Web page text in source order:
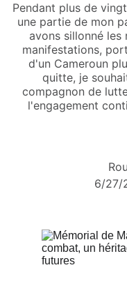
Pendant plus de
une partie de mon
avons sillonné les
manifestations,
d'un Cameroun
quitte, je
compagnon de
l'engagement
6/27/